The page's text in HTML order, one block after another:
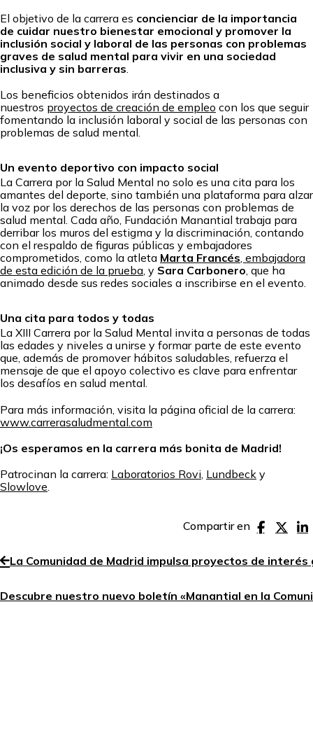
El objetivo de la carrera es concienciar de la importancia
de cuidar nuestro bienestar emocional y promover la
inclusión social y laboral de las personas con problemas
graves de salud mental para vivir en una sociedad
inclusiva y sin barreras
Los beneficios obtenidos irán destinados a
nuestros proyectos de creación de empleo con los que seguir
fomentando la inclusión laboral y social de las personas con
problemas de salud mental.
Un evento deportivo con impacto social
La Carrera por la Salud Mental no solo es una cita para los
amantes del deporte, sino también una plataforma para alzar
la voz por los derechos de las personas con problemas de
salud mental. Cada año, Fundación Manantial trabaja para
derribar los muros del estigma y la discriminación, contando
con el respaldo de figuras públicas y embajadores
comprometidos, como la atleta Marta Francés, embajadora
de esta edición de la prueba, y Sara Carbonero, que ha
animado desde sus redes sociales a inscribirse en el evento.
Una cita para todos y todas
La XIII Carrera por la Salud Mental invita a personas de todas
las edades y niveles a unirse y formar parte de este evento
que, además de promover hábitos saludables, refuerza el
mensaje de que el apoyo colectivo es clave para enfrentar
los desafíos en salud mental.
Para más información, visita la página oficial de la carrera:
www.carrerasaludmental.com
¡Os esperamos en la carrera más bonita de Madrid!
Patrocinan la carrera: Laboratorios Rovi Lundbeck y
Slowlove
Compartir en
La Comunidad de Madrid impulsa proyectos de
Descubre nuestro nuevo boletín «Manantial en la